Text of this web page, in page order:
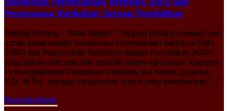
Penyusunan Kurikulum Satuan Pendidikan
Tanjung Bintang – SMA Negeri 1 Tanjung Bintang menjadi tuan
rumah pelaksanaan Sosialisasi Perencanaan Berbasis Data
(PBD) dan Penyusunan Kurikulum Satuan Pendidikan (KSP)
yang diikuti oleh sekolah-sekolah dalam satu rayon. Kegiatan
ini menghadirkan Pengawas Pembina, Ibu Hatma Syukriya,
S.Si., M.Pd., sebagai narasumber utama yang memberikan […]
Ekstrakurikuler